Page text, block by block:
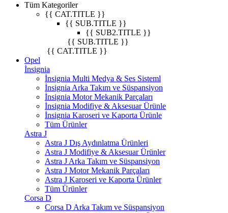
Tüm Kategoriler
{{ CAT.TITLE }}
{{ SUB.TITLE }}
{{ SUB2.TITLE }}
{{ SUB.TITLE }}
{{ CAT.TITLE }}
Opel
İnsignia
İnsignia Multi Medya & Ses Sisteml
İnsignia Arka Takım ve Süspansiyon
İnsignia Motor Mekanik Parçaları
İnsignia Modifiye & Aksesuar Ürünle
İnsignia Karoseri ve Kaporta Ürünle
Tüm Ürünler
Astra J
Astra J Dış Aydınlatma Ürünleri
Astra J Modifiye & Aksesuar Ürünler
Astra J Arka Takım ve Süspansiyon
Astra J Motor Mekanik Parçaları
Astra J Karoseri ve Kaporta Ürünler
Tüm Ürünler
Corsa D
Corsa D Arka Takım ve Süspansiyon